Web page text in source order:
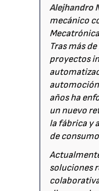
Alejhandro
mecánico
Tras más
proyectos
años ha
un nuevo
la fábrica y
de
soluciones